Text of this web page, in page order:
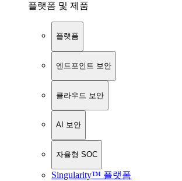
플랫폼 및 제품
플랫폼
엔드포인트 보안
클라우드 보안
AI 보안
자율형 SOC
Singularity™ 플랫폼